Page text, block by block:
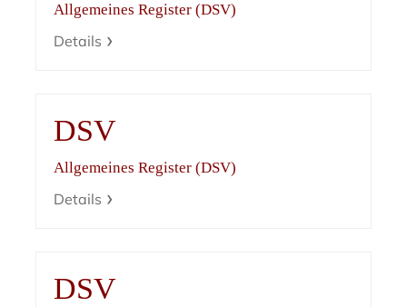
Allgemeines Register (DSV)
Details
DSV
Allgemeines Register (DSV)
Details
DSV